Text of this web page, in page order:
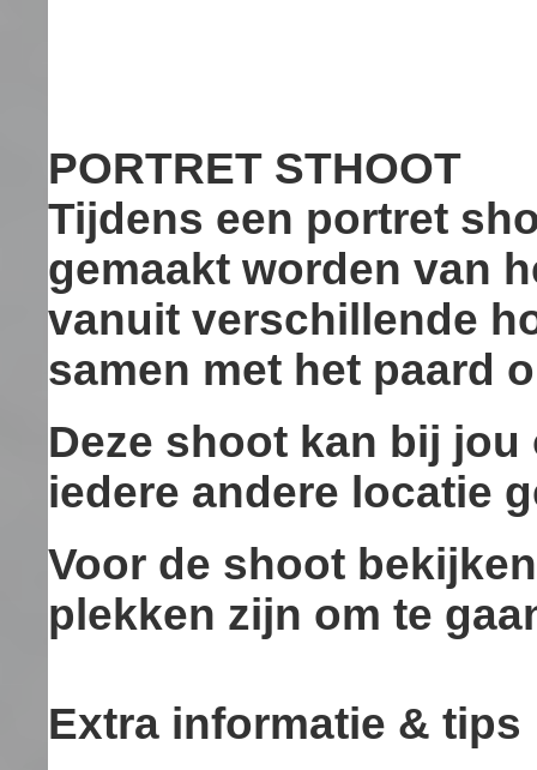
PORTRET STHOOT
Tijdens een portret
gemaakt worden van
vanuit verschillende
samen met het paard
Deze shoot kan bij
iedere andere locatie
Voor de shoot
plekken zijn om te
Extra informatie & tips